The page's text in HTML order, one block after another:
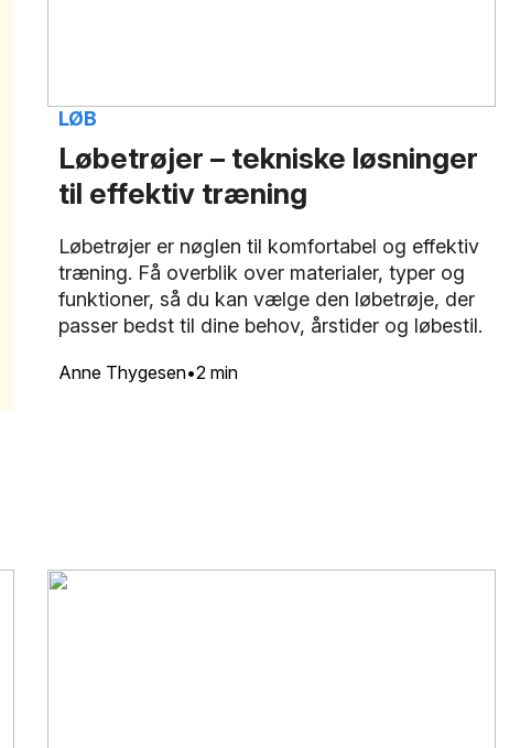
Løbetrøjer – tekniske løsninger
til effektiv træning
LØB
2 min
Løbetrøjer er nøglen til komfortabel og effektiv
træning. Få overblik over materialer, typer og
funktioner, så du kan vælge den løbetrøje, der
passer bedst til dine behov, årstider og løbestil.
Anne Thygesen